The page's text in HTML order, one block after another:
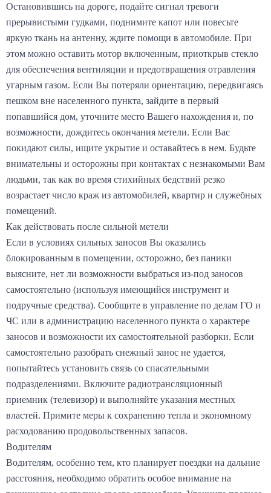
Остановившись на дороге, подайте сигнал тревоги
прерывистыми гудками, поднимите капот или повесьте
яркую ткань на антенну, ждите помощи в автомобиле. При
этом можно оставить мотор включенным, приоткрыв стекло
для обеспечения вентиляции и предотвращения отравления
угарным газом. Если Вы потеряли ориентацию, передвигаясь
пешком вне населенного пункта, зайдите в первый
попавшийся дом, уточните место Вашего нахождения и, по
возможности, дождитесь окончания метели. Если Вас
покидают силы, ищите укрытие и оставайтесь в нем. Будьте
внимательны и осторожны при контактах с незнакомыми Вам
людьми, так как во время стихийных бедствий резко
возрастает число краж из автомобилей, квартир и служебных
помещений.
Как действовать после сильной метели
Если в условиях сильных заносов Вы оказались
блокированным в помещении, осторожно, без паники
выясните, нет ли возможности выбраться из-под заносов
самостоятельно (используя имеющийся инструмент и
подручные средства). Сообщите в управление по делам ГО и
ЧС или в администрацию населенного пункта о характере
заносов и возможности их самостоятельной разборки. Если
самостоятельно разобрать снежный занос не удается,
попытайтесь установить связь со спасательными
подразделениями. Включите радиотрансляционный
приемник (телевизор) и выполняйте указания местных
властей. Примите меры к сохранению тепла и экономному
расходованию продовольственных запасов.
Водителям
Водителям, особенно тем, кто планирует поездки на дальние
расстояния, необходимо обратить особое внимание на